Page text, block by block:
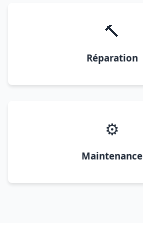
🔨
Réparation
⚙️
Maintenance